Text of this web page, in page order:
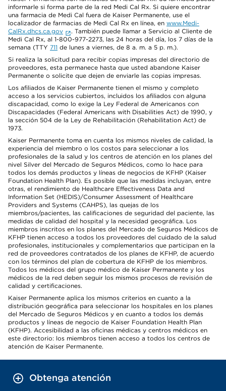
informarle si forma parte de la red Medi Cal Rx. Si quiere encontrar
una farmacia de Medi Cal fuera de Kaiser Permanente, use el
localizador de farmacias de Medi Cal Rx en línea, en www.Medi-
CalRx.dhcs.ca.gov
. También puede llamar a Servicio al Cliente de
Medi Cal Rx, al 1-800-977-2273, las 24 horas del día, los 7 días de la
semana (TTY 711 de lunes a viernes, de 8 a. m. a 5 p. m.).
Si realiza la solicitud para recibir copias impresas del directorio de
proveedores, esta permanece hasta que usted abandone Kaiser
Permanente o solicite que dejen de enviarle las copias impresas.
Los afiliados de Kaiser Permanente tienen el mismo y completo
acceso a los servicios cubiertos, incluidos los afiliados con alguna
discapacidad, como lo exige la Ley Federal de Americanos con
Discapacidades (Federal Americans with Disabilities Act) de 1990, y
la sección 504 de la Ley de Rehabilitación (Rehabilitation Act) de
1973.
Kaiser Permanente toma en cuenta los mismos niveles de calidad, la
experiencia del miembro o los costos para seleccionar a los
profesionales de la salud y los centros de atención en los planes del
nivel Silver del Mercado de Seguros Médicos, como lo hace para
todos los demás productos y líneas de negocios de KFHP (Kaiser
Foundation Health Plan). Es posible que las medidas incluyan, entre
otras, el rendimiento de Healthcare Effectiveness Data and
Information Set (HEDIS)/Consumer Assessment of Healthcare
Providers and Systems (CAHPS), las quejas de los
miembros/pacientes, las calificaciones de seguridad del paciente, las
medidas de calidad del hospital y la necesidad geográfica. Los
miembros inscritos en los planes del Mercado de Seguros Médicos de
KFHP tienen acceso a todos los proveedores del cuidado de la salud
profesionales, institucionales y complementarios que participan en la
red de proveedores contratados de los planes de KFHP, de acuerdo
con los términos del plan de cobertura de KFHP de los miembros.
Todos los médicos del grupo médico de Kaiser Permanente y los
médicos de la red deben seguir los mismos procesos de revisión de
calidad y certificaciones.
Kaiser Permanente aplica los mismos criterios en cuanto a la
distribución geográfica para seleccionar los hospitales en los planes
del Mercado de Seguros Médicos y en cuanto a todos los demás
productos y líneas de negocio de Kaiser Foundation Health Plan
(KFHP). Accesibilidad a las oficinas médicas y centros médicos en
este directorio: los miembros tienen acceso a todos los centros de
atención de Kaiser Permanente.
Obtenga atención